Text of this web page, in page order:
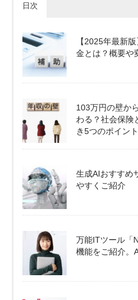
日次
【2025年最新
金とは？概要や
103万円の壁か
わる？社会保険
き5つのポイン
生成AIおすすめ
やすくご紹介
万能ITツール「
機能をご紹介。